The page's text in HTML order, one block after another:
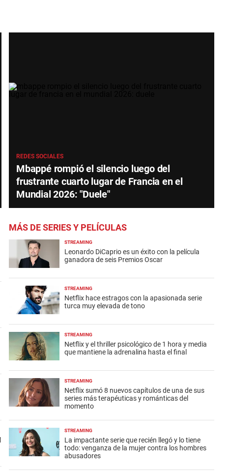
REDES SOCIALES
Mbappé rompió el silencio luego del
frustrante cuarto lugar de Francia en el
Mundial 2026: "Duele"
MÁS DE SERIES Y PELÍCULAS
STREAMING
Leonardo DiCaprio es un éxito con la película
ganadora de seis Premios Oscar
STREAMING
Netflix hace estragos con la apasionada serie
turca muy elevada de tono
STREAMING
Netflix y el thriller psicológico de 1 hora y media
que mantiene la adrenalina hasta el final
STREAMING
Netflix sumó 8 nuevos capítulos de una de sus
series más terapéuticas y románticas del
momento
STREAMING
La impactante serie que recién llegó y lo tiene
todo: venganza de la mujer contra los hombres
abusadores